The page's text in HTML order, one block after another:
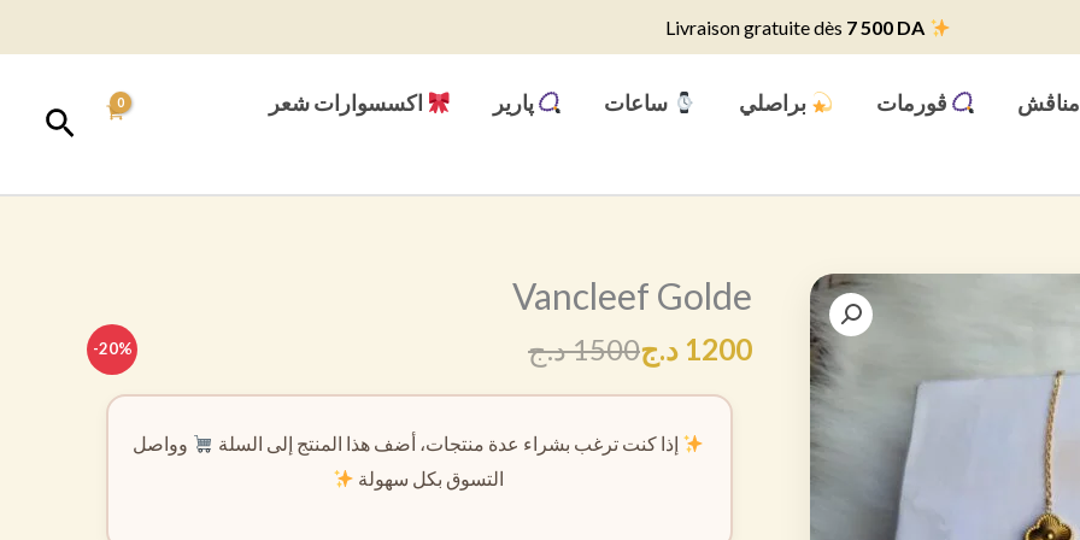
7 500 DA
مناڨش ڨورمات براصلي ساعات پارير
اكسسوارات شعر
Vancleef Golde
-20% 1500د.ج 1200 د.ج
إذا كنت ترغب بشراء عدة منتجات، أضف هذا المنتج إلى السلة
وواصل
التسوق بكل سهولة